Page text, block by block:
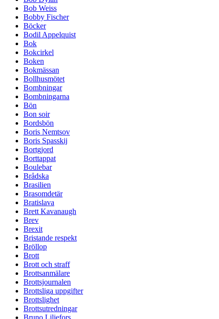
Bob Weiss
Bobby Fischer
Böcker
Bodil Appelquist
Bok
Bokcirkel
Boken
Bokmässan
Bollhusmötet
Bombningar
Bombningarna
Bön
Bon soir
Bordsbön
Boris Nemtsov
Boris Spasskij
Bortgjord
Borttappat
Boulebar
Brådska
Brasilien
Brasomdetär
Bratislava
Brett Kavanaugh
Brev
Brexit
Bristande respekt
Bröllop
Brott
Brott och straff
Brottsanmälare
Brottsjournalen
Brottsliga uppgifter
Brottslighet
Brottsutredningar
Bruno Liljefors